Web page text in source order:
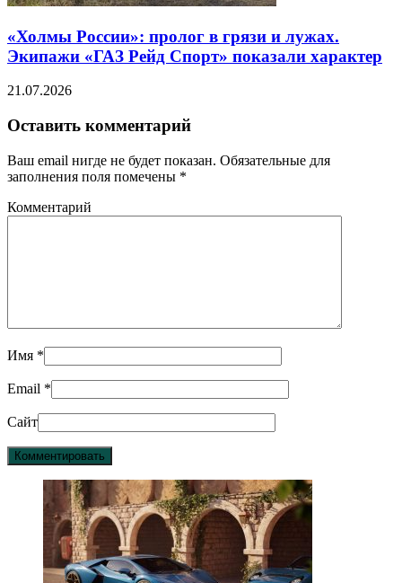
«Холмы России»: пролог в грязи и лужах.
Экипажи «ГАЗ Рейд Спорт» показали характер
21.07.2026
Оставить комментарий
Ваш email нигде не будет показан. Обязательные для
заполнения поля помечены *
Комментарий
Имя *
Email *
Сайт